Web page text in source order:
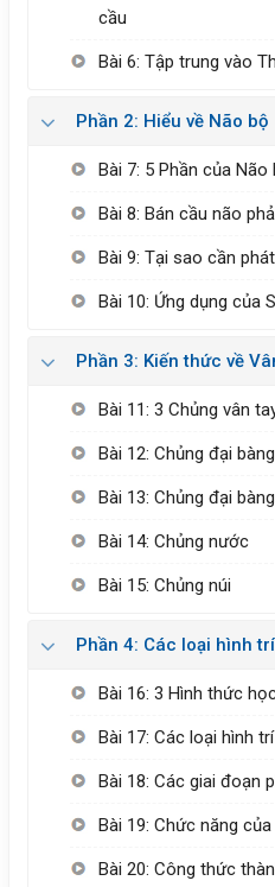
cầu
Bài 6: Tập trung vào
Phần 2: Hiểu về Não bộ
Bài 7: 5 Phần của Não
Bài 8: Bán cầu não
Bài 9: Tại sao cần
Bài 10: Ứng dụng của
Phần 3: Kiến thức về
Bài 11: 3 Chủng vân
Bài 12: Chủng đại bàng
Bài 13: Chủng đại
Bài 14: Chủng nước
Bài 15: Chủng núi
Phần 4: Các loại hình
Bài 16: 3 Hình thức
Bài 17: Các loại hình
Bài 18: Các giai đoạn
Bài 19: Chức năng
Bài 20: Công thức